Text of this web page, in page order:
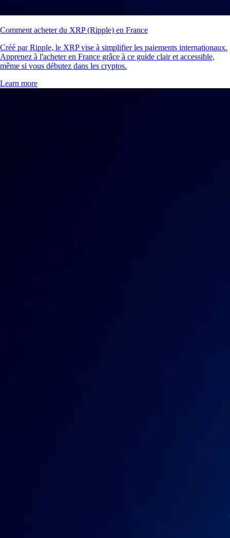
Comment acheter du XRP (Ripple) en France
Créé par Ripple, le XRP vise à simplifier les paiements internationaux.
Apprenez à l'acheter en France grâce à ce guide clair et accessible,
même si vous débutez dans les cryptos.
Learn more